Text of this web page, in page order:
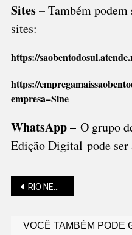
Sites –Também podem
sites:
https://
https://
empresa=Sine
WhatsApp – O grupo
Edição Digital pode ser
RIO NEGRINHO CONQUISTA A 20ª OLIMPÍADA CATARINENSE DE BOMBEIROS
VOCÊ TAMBÉM PODE